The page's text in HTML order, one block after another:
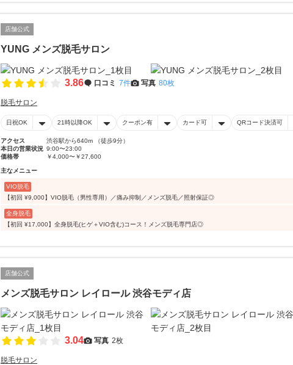
店舗公式
YUNG メンズ脱毛サロン
3.86 口コミ 7件 写真 80枚
脱毛サロン
日祝OK 21時以降OK クーポン有 カード可 QRコード決済可
アクセス
渋谷駅から640m （徒歩9分）
本日の営業状況 9:00〜23:00
価格帯
￥4,000〜￥27,600
主なメニュー
VIO脱毛
【初回 ¥9,000】VIO脱毛（男性専用）／痛み抑制／メンズ脱毛／照射保証◎
全身脱毛
【初回 ¥17,000】全身脱毛(ヒゲ＋VIO含む)コース！メンズ脱毛専門店◎
店舗公式
メンズ脱毛サロン レイロール 渋谷モディ店
3.04 写真 2枚
脱毛サロン